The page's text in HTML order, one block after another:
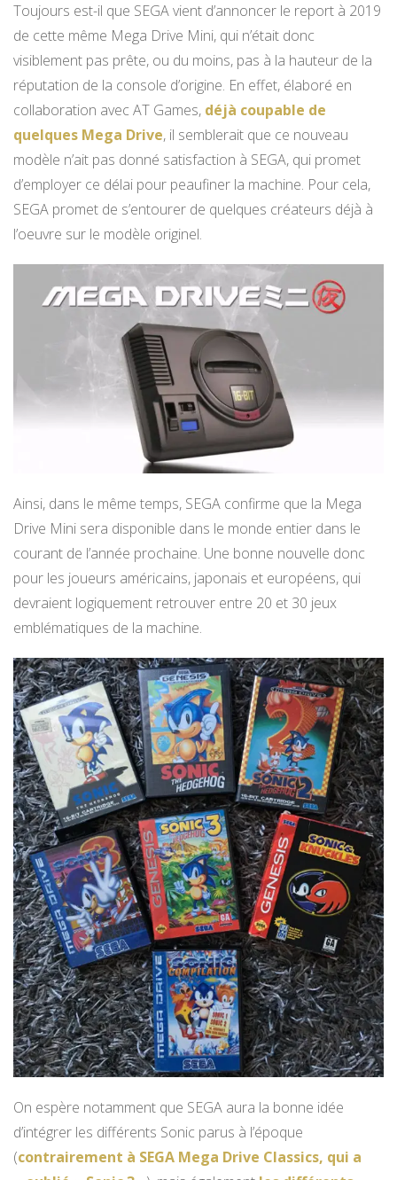
Toujours est-il que SEGA vient d’annoncer le report à 2019
de cette même Mega Drive Mini, qui n’était donc
visiblement pas prête, ou du moins, pas à la hauteur de la
réputation de la console d’origine. En effet, élaboré en
collaboration avec AT Games, déjà coupable de
quelques Mega Drive, il semblerait que ce nouveau
modèle n’ait pas donné satisfaction à SEGA, qui promet
d’employer ce délai pour peaufiner la machine. Pour cela,
SEGA promet de s’entourer de quelques créateurs déjà à
l’oeuvre sur le modèle originel.
Ainsi, dans le même temps, SEGA confirme que la Mega
Drive Mini sera disponible dans le monde entier dans le
courant de l’année prochaine. Une bonne nouvelle donc
pour les joueurs américains, japonais et européens, qui
devraient logiquement retrouver entre 20 et 30 jeux
emblématiques de la machine.
On espère notamment que SEGA aura la bonne idée
d’intégrer les différents Sonic parus à l’époque
(contrairement à SEGA Mega Drive Classics, qui a